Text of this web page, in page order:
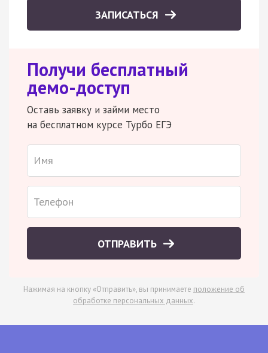
ЗАПИСАТЬСЯ
Получи бесплатный
демо-доступ
Оставь заявку и займи место
на бесплатном курсе Турбо ЕГЭ
ОТПРАВИТЬ
Нажимая на кнопку «Отправить», вы принимаете положение об
обработке персональных данных.